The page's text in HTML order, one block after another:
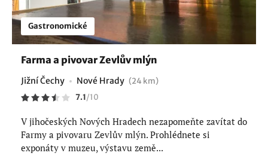
Gastronomické
Farma a pivovar Zevlův mlýn
Jižní Čechy Nové Hrady (24 km)
7.1/10
V jihočeských Nových Hradech nezapomeňte zavítat do
Farmy a pivovaru Zevlův mlýn. Prohlédnete si
exponáty v muzeu, výstavu země...